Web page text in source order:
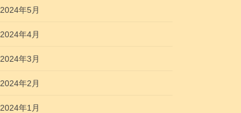
2024年5月
2024年4月
2024年3月
2024年2月
2024年1月